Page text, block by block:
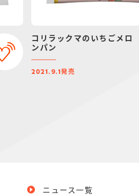
コリラックマのいちごメロ
ンパン
2021.9.1発売
ニュース一覧